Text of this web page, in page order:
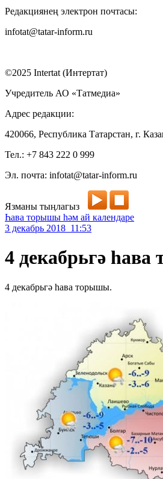
Редакциянең электрон почтасы:
infotat@tatar-inform.ru
©2025 Intertat (Интертат)
Учредитель АО «Татмедиа»
Адрес редакции:
420066, Республика Татарстан, г.
Тел.: +7 843 222 0 999
Эл. почта: infotat@tatar-inform.ru
Язманы тыңлагыз
Һава торышы һәм ай календаре
3 декабрь 2018 11:53
4 декабрьгә
4 декабрьгә һава торышы.